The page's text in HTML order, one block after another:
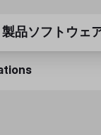
製品ソフトウェ